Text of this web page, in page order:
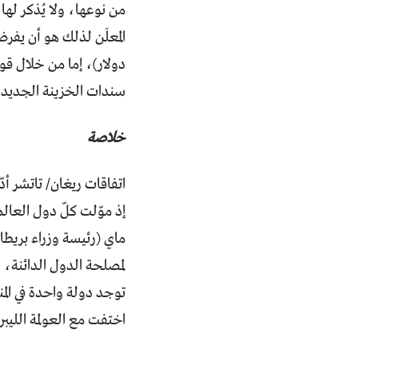
من نوعها، ولا يُذكر
دولار)، إما من خلال
سندات الخزينة
خلاصة
اتفاقات ريغان/ تاتشر
ماي (رئيسة وزراء
لمصلحة الدول
توجد دولة واحدة في
اختفت مع العولمة